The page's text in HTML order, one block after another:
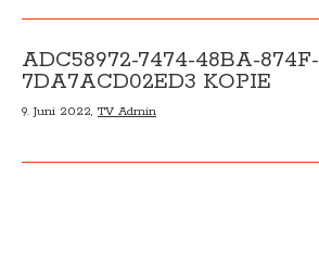
ADC58972-7474-48BA-874F-
7DA7ACD02ED3 KOPIE
9. Juni 2022, TV Admin